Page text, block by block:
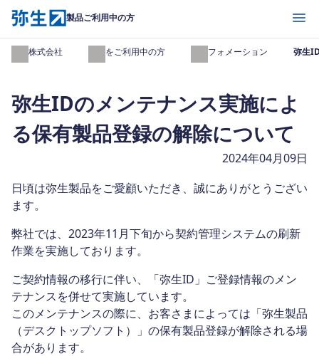
製品ご利用中の方 開く
弥生株式会社 製品をご利用中の方 インフォメーション 弥生
弥生IDのメンテナンス実施によ
る保有製品登録の解除について
2024年04月09日
日頃は弥生製品をご愛顧いただき、誠にありがとうござい
ます。
弊社では、2023年11月下旬から契約管理システムの刷新
作業を実施しております。
ご契約情報の移行に伴い、「弥生ID」ご登録情報のメン
テナンスを併せて実施しています。
このメンテナンスの際に、お客さまによっては「弥生製品
（デスクトップソフト）」の保有製品登録が解除される場
合があります。